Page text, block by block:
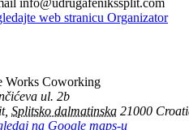
info@udrugafenikssplit.com
web stranicu Organizator
Works Coworking
ul. 2b
, Splitsko dalmatinska 21000
na Google maps-u